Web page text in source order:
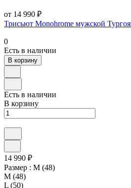
от 14 990 ₽
Трисьют Monohrome мужской
0
Есть в наличии
В корзину
Есть в наличии
В корзину
14 990 ₽
Размер : M (48)
M (48)
L (50)